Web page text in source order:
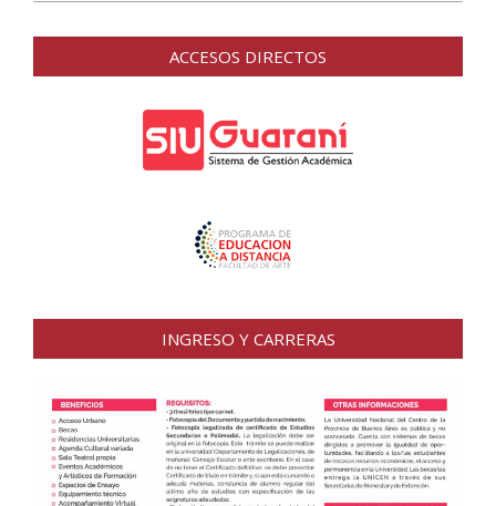
ACCESOS DIRECTOS
INGRESO Y CARRERAS